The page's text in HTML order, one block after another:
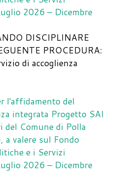
2026 – Dicembre
DISCIPLINARE
PROCEDURA:
di accoglienza
l'affidamento del
integrata Progetto SAI
del Comune di Polla
valere sul Fondo
e i Servizi
2026 – Dicembre